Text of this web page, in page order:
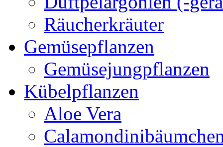
Räucherkräuter
Gemüsepflanzen
Gemüsejungpflanzen
Kübelpflanzen
Aloe Vera